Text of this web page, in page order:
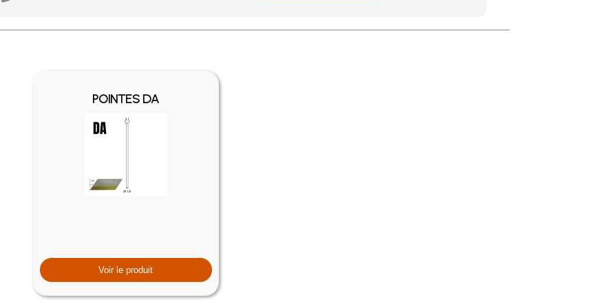
et nous vous offrons les frais de port en France métropolitaine !
POINTES DA
Voir le produit